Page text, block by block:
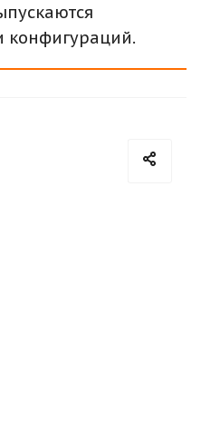
конфигураций.